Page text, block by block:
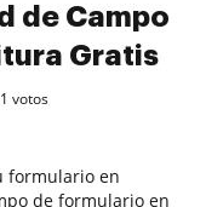
de Campo
Gratis
votos
formulario en
de formulario en